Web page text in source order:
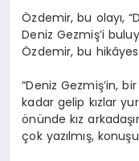
Özdemir, bu olayı,
Deniz Gezmiş’i
Özdemir, bu
“Deniz Gezmiş’in,
kadar gelip kızlar
önünde kız
çok yazılmış,